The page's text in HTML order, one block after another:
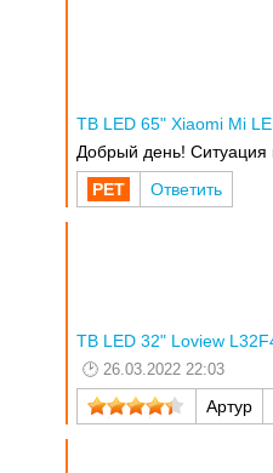
ТВ LED 65" Xiaomi Mi
Добрый день!
Ответить
ТВ LED 32" Loview
26.03.2022 22:03
Артур